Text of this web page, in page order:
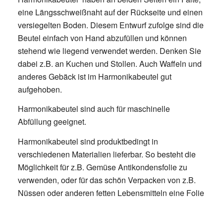
eine Längsschweißnaht auf der Rückseite und einen
versiegelten Boden. Diesem Entwurf zufolge sind die
Beutel einfach von Hand abzufüllen und können
stehend wie liegend verwendet werden. Denken Sie
dabei z.B. an Kuchen und Stollen. Auch Waffeln und
anderes Gebäck ist im Harmonikabeutel gut
aufgehoben.
Harmonikabeutel sind auch für maschinelle
Abfüllung geeignet.
Harmonikabeutel sind produktbedingt in
verschiedenen Materialien lieferbar. So besteht die
Möglichkeit für z.B. Gemüse Antikondensfolie zu
verwenden, oder für das schön Verpacken von z.B.
Nüssen oder anderen fetten Lebensmitteln eine Folie